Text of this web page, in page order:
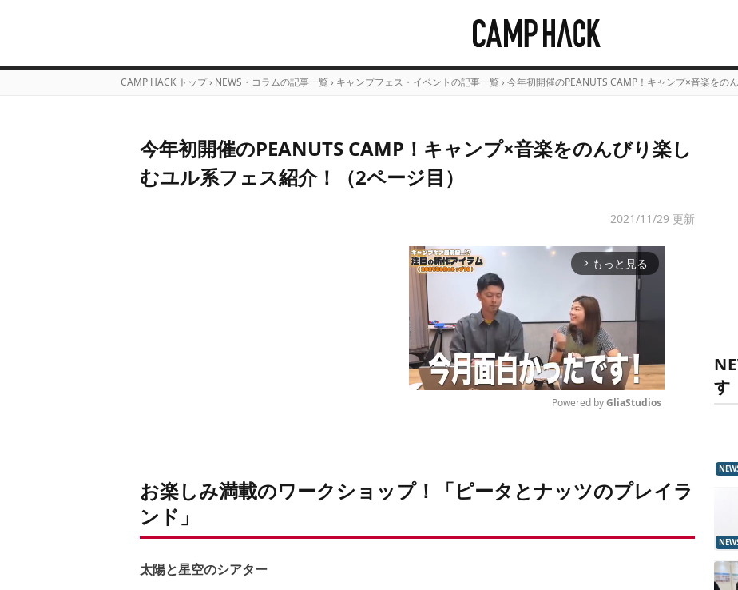
CAMP HACK トップ › NEWS・コラムの記事一覧 › キャンプフェス・イベントの記事一覧 › 今年初開催のPEANUTS CAMP！キャンプ×音楽をの
今年初開催のPEANUTS CAMP！キャンプ×音楽をのんびり楽し
むユル系フェス紹介！（2ページ目）
2021/11/29 更新
arrow_forward_ios もっと見る
Powered by GliaStudios
お楽しみ満載のワークショップ！「ピータとナッツのプレイラ
ンド」
太陽と星空のシアター
す